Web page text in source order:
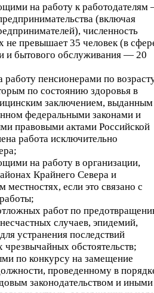
на работу к
(включая
численность
не превышает 35 человек (в
и бытового обслуживания — 20
пенсионерами по
по состоянию здоровья в
заключением,
федеральными законами и
правовыми актами Российской
работа исключительно
на работу в организации,
Крайнего Севера и
если это связано с
работ по
случаев, эпидемий,
устранения последствий
чрезвычайных обстоятельств;
по конкурсу на замещение
проведенному в
законодательством и иными